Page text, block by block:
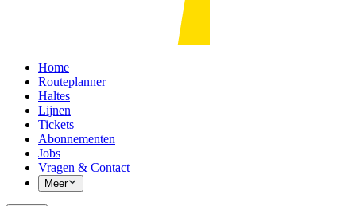
Home
Routeplanner
Haltes
Lijnen
Tickets
Abonnementen
Jobs
Vragen & Contact
Meer